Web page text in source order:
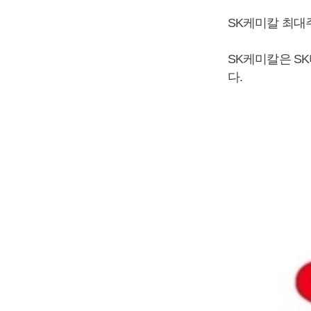
SK케미칼 최대
SK케미칼은
다.